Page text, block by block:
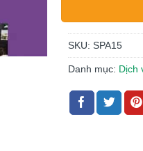
SKU: SPA15
Danh mục: Dịch